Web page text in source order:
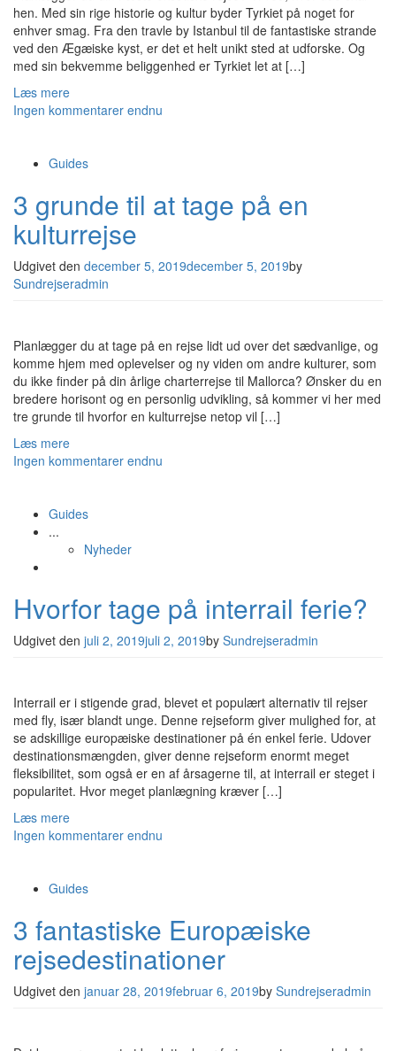
hen. Med sin rige historie og kultur byder Tyrkiet på noget for
enhver smag. Fra den travle by Istanbul til de fantastiske strande
ved den Ægæiske kyst, er det et helt unikt sted at udforske. Og
med sin bekvemme beliggenhed er Tyrkiet let at […]
Læs mere
Ingen kommentarer endnu
Guides
3 grunde til at tage på en
kulturrejse
Udgivet den december 5, 2019december 5, 2019by
Sundrejseradmin
Planlægger du at tage på en rejse lidt ud over det sædvanlige, og
komme hjem med oplevelser og ny viden om andre kulturer, som
du ikke finder på din årlige charterrejse til Mallorca? Ønsker du en
bredere horisont og en personlig udvikling, så kommer vi her med
tre grunde til hvorfor en kulturrejse netop vil […]
Læs mere
Ingen kommentarer endnu
Guides
...
Nyheder
Hvorfor tage på interrail ferie?
Udgivet den juli 2, 2019juli 2, 2019by Sundrejseradmin
Interrail er i stigende grad, blevet et populært alternativ til rejser
med fly, især blandt unge. Denne rejseform giver mulighed for, at
se adskillige europæiske destinationer på én enkel ferie. Udover
destinationsmængden, giver denne rejseform enormt meget
fleksibilitet, som også er en af årsagerne til, at interrail er steget i
popularitet. Hvor meget planlægning kræver […]
Læs mere
Ingen kommentarer endnu
Guides
3 fantastiske Europæiske
rejsedestinationer
Udgivet den januar 28, 2019februar 6, 2019by Sundrejseradmin